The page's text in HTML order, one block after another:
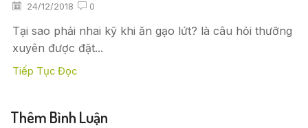
24/12/2018 0
Tại sao phải nhai kỹ khi ăn gạo lứt? là câu hỏi thưỡng
xuyên được đặt...
Tiếp Tục Đọc
Thêm Bình Luận